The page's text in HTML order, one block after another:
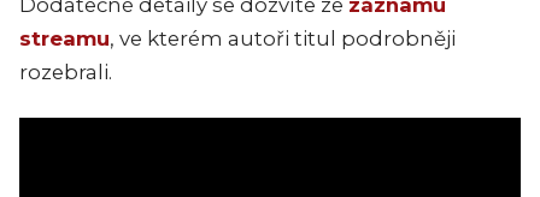
streamu, ve kterém autoři titul podrobněji
rozebrali.